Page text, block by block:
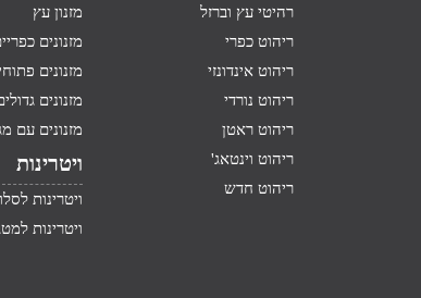
רהיטי עץ וברזל
ריהוט כפרי
ריהוט אינדונזי
ריהוט נורדי
ריהוט ראטן
ריהוט וינטאג'
ריהוט חדש
מזנון עץ
מזנונים
מזנונים
מזנונים
מזנונים עם
ויטרינות
ויטרינות
ויטרינות